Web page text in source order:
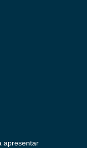
apresentar